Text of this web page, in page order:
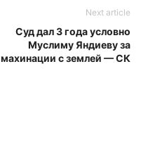
Next article
Суд дал 3 года условно
Муслиму Яндиеву за
махинации с землей — СК